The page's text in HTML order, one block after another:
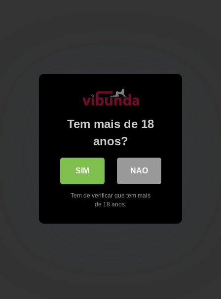
Tem mais de 18
anos?
SIM NAO
Tem de verificar que tem mais
de 18 anos.